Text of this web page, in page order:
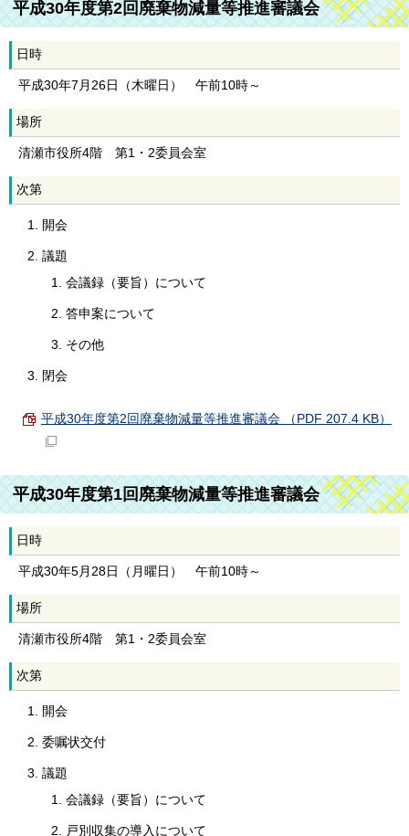
平成30年度第2回廃棄物減量等推進審議会
日時
平成30年7月26日（木曜日） 午前10時～
場所
清瀬市役所4階 第1・2委員会室
次第
開会
議題
会議録（要旨）について
答申案について
その他
閉会
平成30年度第2回廃棄物減量等推進審議会 （PDF 207.4 KB）
平成30年度第1回廃棄物減量等推進審議会
日時
平成30年5月28日（月曜日） 午前10時～
場所
清瀬市役所4階 第1・2委員会室
次第
開会
委嘱状交付
議題
会議録（要旨）について
戸別収集の導入について